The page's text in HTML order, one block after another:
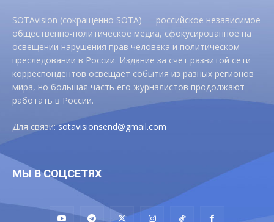
SOTAvision (сокращенно SOTA) — российское независимое
общественно-политическое медиа, сфокусированное на
освещении нарушения прав человека и политическом
преследовании в России. Издание за счет развитой сети
корреспондентов освещает события из разных регионов
мира, но большая часть его журналистов продолжают
работать в России.
Для связи:sotavisionsend@gmail.com
МЫ В СОЦСЕТЯХ